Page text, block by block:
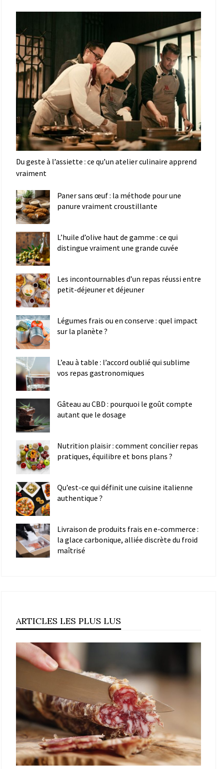
Du geste à l’assiette : ce qu’un atelier culinaire apprend
vraiment
Paner sans œuf : la méthode pour une
panure vraiment croustillante
L’huile d’olive haut de gamme : ce qui
distingue vraiment une grande cuvée
Les incontournables d’un repas réussi entre
petit-déjeuner et déjeuner
Légumes frais ou en conserve : quel impact
sur la planète ?
L’eau à table : l’accord oublié qui sublime
vos repas gastronomiques
Gâteau au CBD : pourquoi le goût compte
autant que le dosage
Nutrition plaisir : comment concilier repas
pratiques, équilibre et bons plans ?
Qu’est-ce qui définit une cuisine italienne
authentique ?
Livraison de produits frais en e-commerce :
la glace carbonique, alliée discrète du froid
maîtrisé
ARTICLES LES PLUS LUS